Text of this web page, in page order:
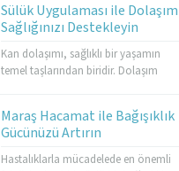
günlerini, altın hacamat günlerini,
genel uygulanabilir günleri ve yasaklı...
hacamat, hem bedensel hem de ruhsal
rahatlama sağlamak için en etkili
yöntemlerden biridir. Hacamat
uygulaması, kan dolaşımını hızlandırır,
yorgunluk yaşayan kişilerde enerjiyi
artırarak yaşam...
Sülük Uygulaması ile Dolaşım
Sağlığınızı Destekleyin
Kan dolaşımı, sağlıklı bir yaşamın
temel taşlarından biridir. Dolaşım
sorununa yol açabilmektedir. Bu
noktada sülük tedavisi, doğal bir
yöntem olarak öne çıkar.
Maraş Hacamat ile Bağışıklık
Gücünüzü Artırın
Hastalıklarla mücadelede en önemli